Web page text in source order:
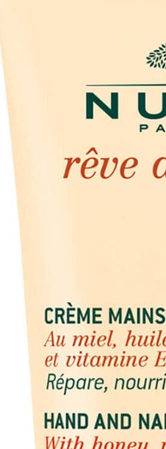
بالعسل والزيوت الثمينة